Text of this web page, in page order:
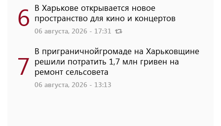
6 В Харькове открывается новое
пространство для кино и концертов
06 августа, 2026 - 17:31
7 В приграничнойгромаде на Харьковщине
решили потратить 1,7 млн ​​гривен на
ремонт сельсовета
06 августа, 2026 - 13:13